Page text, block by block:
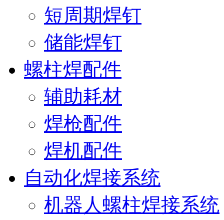
短周期焊钉
储能焊钉
螺柱焊配件
辅助耗材
焊枪配件
焊机配件
自动化焊接系统
机器人螺柱焊接系统